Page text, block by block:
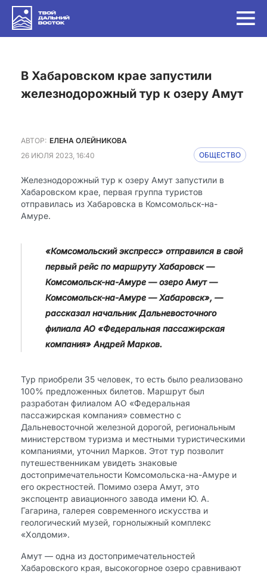
в Хабаровском крае запустили
железнодорожный тур к озеру Амут
АВТОР: ЕЛЕНА ОЛЕЙНИКОВА
26 ИЮЛЯ 2023, 16:40
ОБЩЕСТВО
Железнодорожный тур к озеру Амут запустили в
Хабаровском крае, первая группа туристов
отправилась из Хабаровска в Комсомольск-на-
Амуре.
«Комсомольский экспресс» отправился в свой
первый рейс по маршруту Хабаровск —
Комсомольск-на-Амуре — озеро Амут —
Комсомольск-на-Амуре — Хабаровск», —
рассказал начальник Дальневосточного
филиала АО «Федеральная пассажирская
компания» Андрей Марков.
Тур приобрели 35 человек, то есть было реализовано
100% предложенных билетов. Маршрут был
разработан филиалом АО «Федеральная
пассажирская компания» совместно с
Дальневосточной железной дорогой, региональным
министерством туризма и местными туристическими
компаниями, уточнил Марков. Этот тур позволит
путешественникам увидеть знаковые
достопримечательности Комсомольска-на-Амуре и
его окрестностей. Помимо озера Амут, это
экспоцентр авиационного завода имени Ю. А.
Гагарина, галерея современного искусства и
геологический музей, горнолыжный комплекс
«Холдоми».
Амут — одна из достопримечательностей
Хабаровского края, высокогорное озеро сравнивают